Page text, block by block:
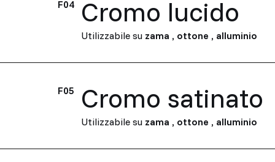
F04 Cromo lucido
Utilizzabile su zama , ottone , alluminio
F05 Cromo satinato
Utilizzabile su zama , ottone , alluminio